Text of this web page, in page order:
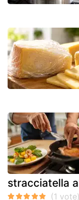
stracciatella